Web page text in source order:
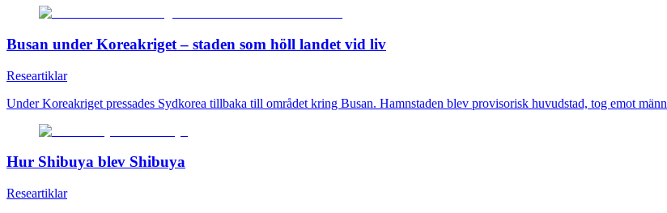
Busan under Koreakriget – staden som höll landet vid liv
Researtiklar
Under Koreakriget pressades Sydkorea tillbaka till området kring Busan. Hamnstaden blev provisorisk huvudstad, tog emot
Hur Shibuya blev Shibuya
Researtiklar